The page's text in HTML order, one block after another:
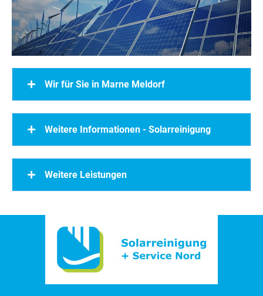
Wir für Sie in Marne Meldorf
Weitere Informationen - Solarreinigung
Weitere Leistungen